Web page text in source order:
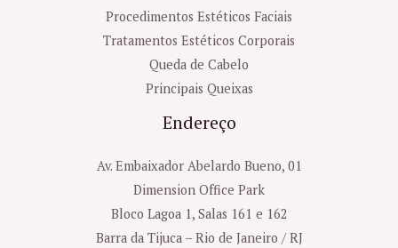
Procedimentos Estéticos Faciais
Tratamentos Estéticos Corporais
Queda de Cabelo
Principais Queixas
Endereço
Av. Embaixador Abelardo Bueno, 01
Dimension Office Park
Bloco Lagoa 1, Salas 161 e 162
Barra da Tijuca – Rio de Janeiro / RJ